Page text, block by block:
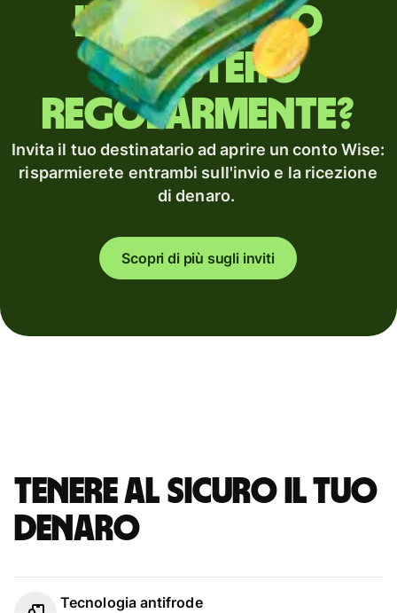
Invii denaro
all'estero
regolarmente?
Invita il tuo destinatario ad aprire un conto Wise:
risparmierete entrambi sull'invio e la ricezione
di denaro.
Scopri di più sugli inviti
Tenere al sicuro il tuo
denaro
Tecnologia antifrode